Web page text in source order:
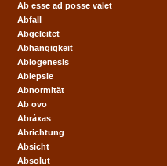
Ab esse ad posse valet
Abfall
Abgeleitet
Abhängigkeit
Abiogenesis
Ablepsie
Abnormität
Ab ovo
Abráxas
Abrichtung
Absicht
Absolut